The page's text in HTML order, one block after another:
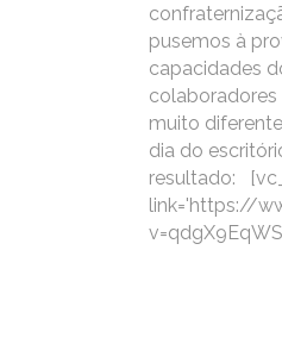
pusemos à
capacidades
muito
dia do
resultado:
link='https://